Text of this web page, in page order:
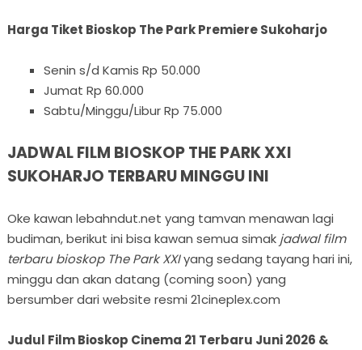
Harga Tiket Bioskop The Park Premiere Sukoharjo
Senin s/d Kamis Rp 50.000
Jumat Rp 60.000
Sabtu/Minggu/Libur Rp 75.000
JADWAL FILM BIOSKOP THE PARK XXI
SUKOHARJO TERBARU MINGGU INI
Oke kawan lebahndut.net yang tamvan menawan lagi
budiman, berikut ini bisa kawan semua simak jadwal film
terbaru bioskop The Park XXIyang sedang tayang hari ini,
minggu dan akan datang (coming soon) yang
bersumber dari website resmi 21cineplex.com
Judul Film Bioskop Cinema 21 Terbaru Juni 2026 &